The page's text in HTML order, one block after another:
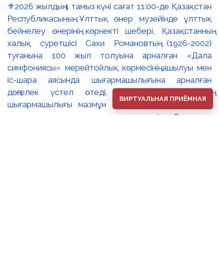
⚜️2026 жылдың 1 тамыз күні сағат 11:00-де Қазақстан
Республикасының Ұлттық өнер музейінде ұлттық
бейнелеу өнерінің көрнекті шебері, Қазақстанның
халық суретшісі Сахи Романовтың (1926-2002)
туғанына 100 жыл толуына арналған «Дала
симфониясы» мерейтойлық көрмесінің ашылуы мен
іс-шара аясында шығармашылығына арналған
дөңгелек үстел өтеді. 🔸Сахи Романовтың
шығармашылығы мазмұн тереңдігімен және айқын
ұлттық сипатымен ерекшеленеді. Суреткер
ВИРТУАЛЬНАЯ ПРИЁМНАЯ